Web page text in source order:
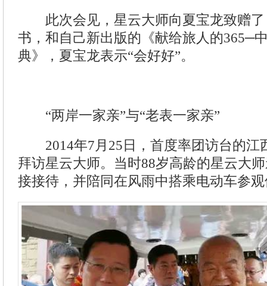
此次会见，星云大师向夏宝龙致赠了
书，和自己新出版的《献给旅人的365─
典》，夏宝龙表示“会好好”。
“两岸一家亲”与“老表一家亲”
2014年7月25日，首度率团访台的江
拜访星云大师。当时88岁高龄的星云大
接接待，并陪同在风雨中搭乘电动车参